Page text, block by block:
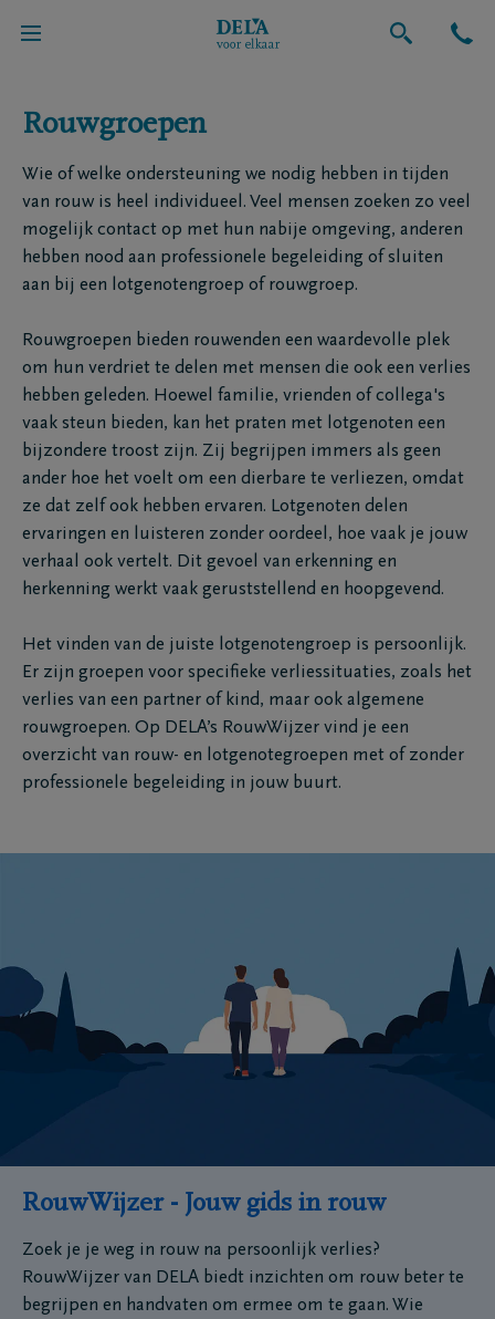
Uitvaart
Rouwgroepen
Wie of welke ondersteuning we nodig hebben in tijden
van rouw is heel individueel. Veel mensen zoeken zo veel
mogelijk contact op met hun nabije omgeving, anderen
hebben nood aan professionele begeleiding of sluiten
aan bij een lotgenotengroep of rouwgroep.
Rouwgroepen bieden rouwenden een waardevolle plek
om hun verdriet te delen met mensen die ook een verlies
hebben geleden. Hoewel familie, vrienden of collega's
vaak steun bieden, kan het praten met lotgenoten een
bijzondere troost zijn. Zij begrijpen immers als geen
ander hoe het voelt om een dierbare te verliezen, omdat
ze dat zelf ook hebben ervaren. Lotgenoten delen
ervaringen en luisteren zonder oordeel, hoe vaak je jouw
verhaal ook vertelt. Dit gevoel van erkenning en
herkenning werkt vaak geruststellend en hoopgevend.
Het vinden van de juiste lotgenotengroep is persoonlijk.
Er zijn groepen voor specifieke verliessituaties, zoals het
verlies van een partner of kind, maar ook algemene
rouwgroepen. Op DELA’s RouwWijzer vind je een
overzicht van rouw- en lotgenotegroepen met of zonder
professionele begeleiding in jouw buurt.
RouwWijzer - Jouw gids in rouw
Zoek je je weg in rouw na persoonlijk verlies?
RouwWijzer van DELA biedt inzichten om rouw beter te
begrijpen en handvaten om ermee om te gaan. Wie